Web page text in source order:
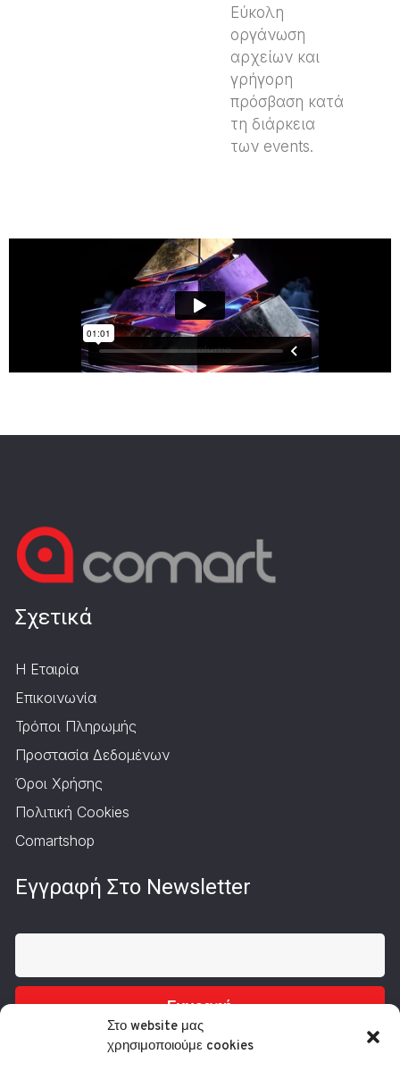
Στο website μας
χρησιμοποιούμε cookies
Εύκολη
οργάνωση
αρχείων και
γρήγορη
πρόσβαση κατά
τη διάρκεια
των events.
Σχετικά
Η Εταιρία
Επικοινωνία
Τρόποι Πληρωμής
Προστασία Δεδομένων
Όροι Χρήσης
Πολιτική Cookies
Comartshop
Εγγραφή Στο Newsletter
Εγγραφή